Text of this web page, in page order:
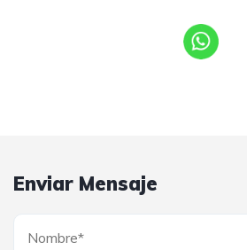
Enviar Mensaje